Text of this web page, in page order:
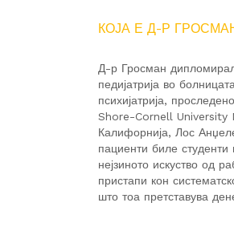
КОЈА Е Д-Р
Д-р Гросман
педијатрија во
психијатрија,
Shore-Cornell University
Калифорнија, Лос
пациенти биле
нејзиното искуство од
пристапи кон
што тоа претставува